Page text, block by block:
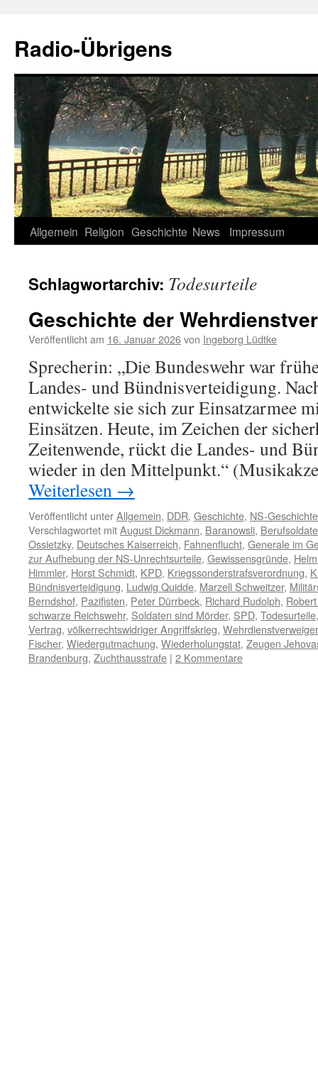
springen
Radio-Übrigens
Allgemein Religion Geschichte News Impressum
Schlagwortarchiv: Todesurteile
Geschichte der
Veröffentlicht am 16. Januar 2026von Ingeborg Lüdtke
Sprecherin: „Die Bundeswehr war
Landes- und Bündnisverteidigung.
entwickelte sie sich zur Einsatzarmee
Einsätzen. Heute, im Zeichen der
Zeitenwende, rückt die Landes- und
wieder in den Mittelpunkt.“
Weiterlesen →
Veröffentlicht unterAllgemein, DDR, Geschichte, NS-Geschichte
Verschlagwortet mitAugust Dickmann, Baranowsli,
Ossietzky, Deutsches Kaiserreich, Fahnenflucht, Generale im
zur Aufhebung der NS-Unrechtsurteile, Gewissensgründe,
Himmler, Horst Schmidt, KPD, Kriegssonderstrafsverordnung,
Bündnisverteidigung, Ludwig Quidde, Marzell Schweitzer,
Berndshof, Pazifisten, Peter Dürrbeck, Richard Rudolph,
schwarze Reichswehr, Soldaten sind Mörder, SPD, Todesurteile
Vertrag, völkerrechtswidriger Angriffskrieg,
Fischer, Wiedergutmachung, Wiederholungstat, Zeugen
Brandenburg, Zuchthausstrafe | 2 Kommentare